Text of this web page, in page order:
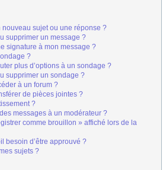
sujet ou une réponse ?
supprimer un message ?
signature à mon message ?
?
plus d’options à un sondage ?
supprimer un sondage ?
à un forum ?
de pièces jointes ?
?
messages à un modérateur ?
comme brouillon » affiché lors de la
besoin d’être approuvé ?
sujets ?